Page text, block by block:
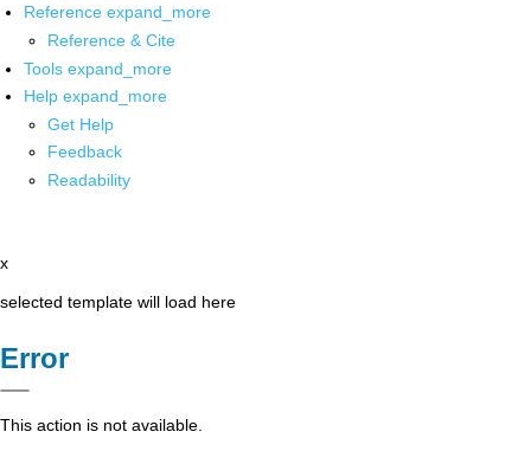
Reference expand_more
Reference & Cite
Tools expand_more
Help expand_more
Get Help
Feedback
Readability
x
selected template will load here
Error
This action is not available.